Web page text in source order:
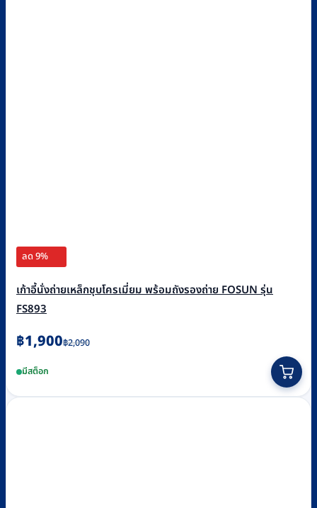
ลด 9%
เก้าอี้นั่งถ่ายเหล็กชุบโครเมี่ยม พร้อมถังรองถ่าย FOSUN รุ่น
FS893
฿2,090
Original
was:
฿2,090.
฿1,900
Current
is:
฿1,900.
มีสต็อก